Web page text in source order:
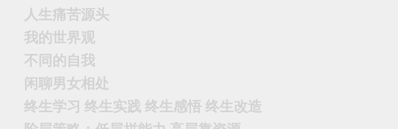
人生痛苦源头
我的世界观
不同的自我
闲聊男女相处
终生学习 终生实践 终生感悟 终生改造